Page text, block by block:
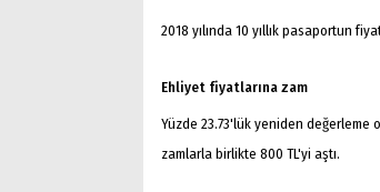
2018 yılında 10 yıllık pasaportun
Ehliyet fiyatlarına zam
Yüzde 23.73'lük yeniden değerleme
zamlarla birlikte 800 TL'yi aştı.